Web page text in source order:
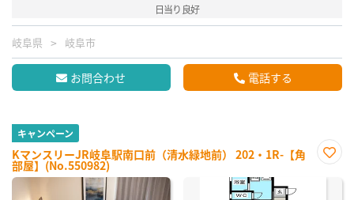
日当り良好
岐阜県 岐阜市
お問合わせ 電話する
キャンペーン
KマンスリーJR岐阜駅南口前（清水緑地前） 202・1R-【角
部屋】(No.550982)
に入